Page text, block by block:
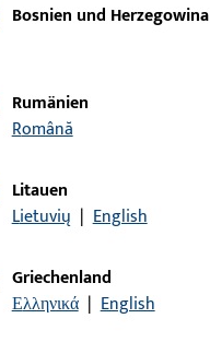
LA50
LA60
Bosnien und Herzegowina
Rumänien
Română
Litauen
Lietuvių | English
Griechenland
Ελληνικά | English